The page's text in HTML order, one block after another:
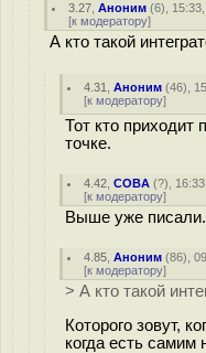
3.27 ,Аноним (6),
[к модератору]
А кто такой
4.31 ,Аноним (46),
[к модератору]
Тот кто приходит
точке.
4.42 ,COBA (?),
[к модератору]
Выше уже писали.
4.85 ,Аноним (86),
[к модератору]
> А кто такой
Которого зовут,
когда есть самим